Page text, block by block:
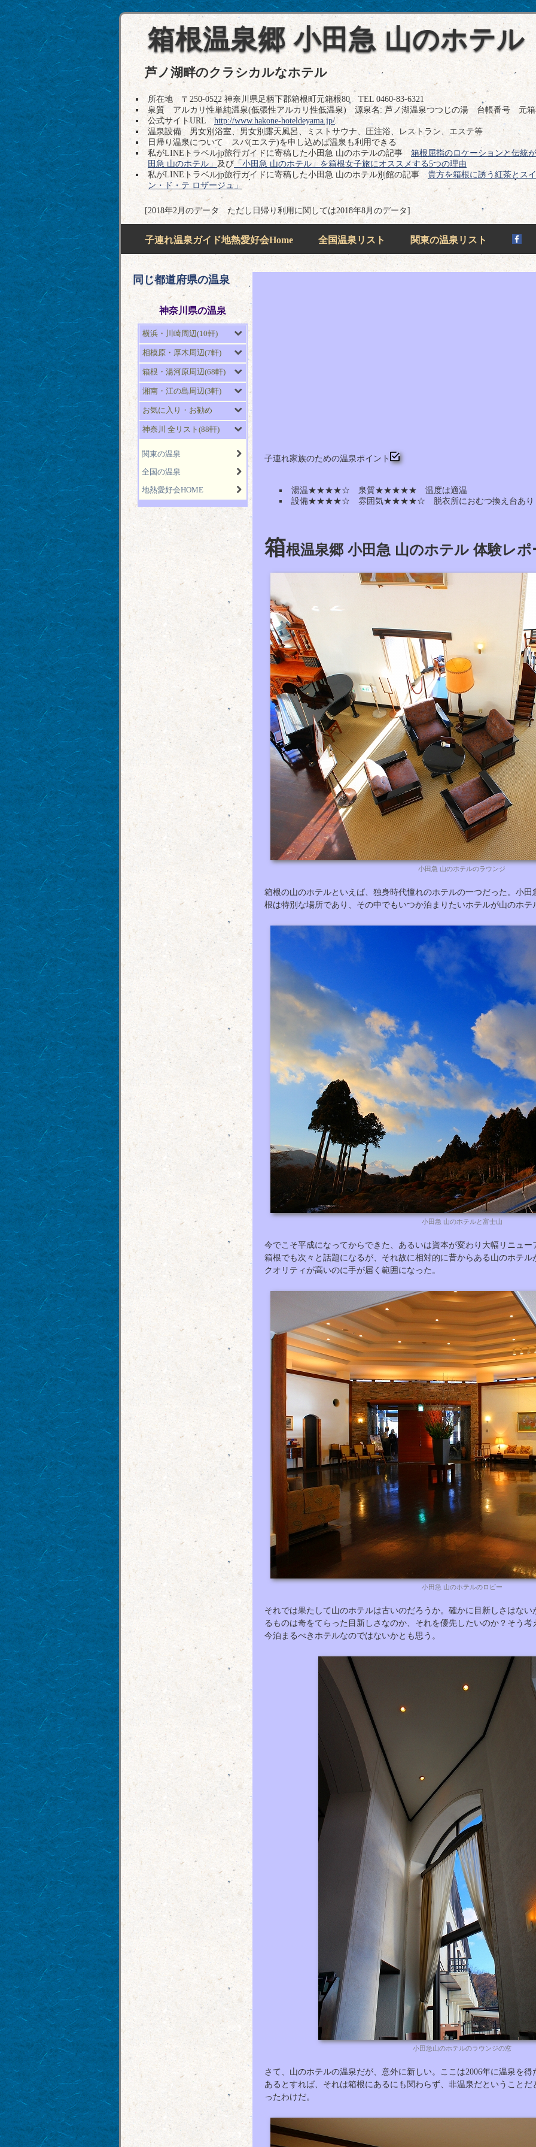
箱根温泉郷 小田急 山のホテル
芦ノ湖畔のクラシカルなホテル
所在地 〒250-0522 神奈川県足柄下郡箱根町元箱根80 TEL 0460-83-6321
泉質 アルカリ性単純温泉(低張性アルカリ性低温泉) 源泉名: 芦ノ湖温泉つつじの湯 台帳番号 元箱
公式サイトURL http://www.hakone-hoteldeyama.jp/
温泉設備 男女別浴室、男女別露天風呂、ミストサウナ、圧注浴、レストラン、エステ等
日帰り温泉について スパ(エステ)を申し込めば温泉も利用できる
私がLINEトラベルjp旅行ガイドに寄稿した小田急 山のホテルの記事 箱根屈指のロケーションと伝統
田急 山のホテル」 及び 「小田急 山のホテル」を箱根女子旅にオススメする5つの理由
私がLINEトラベルjp旅行ガイドに寄稿した小田急 山のホテル別館の記事 貴方を箱根に誘う紅茶とス
ン・ド・テ ロザージュ」
[2018年2月のデータ ただし日帰り利用に関しては2018年8月のデータ]
子連れ温泉ガイド地熱愛好会Home 全国温泉リスト 関東の温泉リスト
子連れ家族のための温泉ポイント
湯温★★★★☆ 泉質★★★★★ 温度は適温
設備★★★★☆ 雰囲気★★★★☆ 脱衣所におむつ換え台あり
箱根温泉郷 小田急 山のホテル 体験レポ
小田急 山のホテルのラウンジ
箱根の山のホテルといえば、独身時代憧れのホテルの一つだった。小
根は特別な場所であり、その中でもいつか泊まりたいホテルが山のホテ
小田急 山のホテルと富士山
今でこそ平成になってからできた、あるいは資本が変わり大幅リニュ
箱根でも次々と話題になるが、それ故に相対的に昔からある山のホテ
クオリティが高いのに手が届く範囲になった。
小田急 山のホテルのロビー
それでは果たして山のホテルは古いのだろうか。確かに目新しさはな
るものは奇をてらった目新しさなのか、それを優先したいのか？そう
今泊まるべきホテルなのではないかとも思う。
小田急山のホテルのラウンジの窓
さて、山のホテルの温泉だが、意外に新しい。ここは2006年に温泉を
あるとすれば、それは箱根にあるにも関わらず、非温泉だということ
ったわけだ。
同じ都道府県の温泉